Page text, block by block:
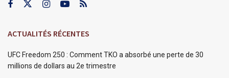
ACTUALITÉS RÉCENTES
UFC Freedom 250 : Comment TKO a absorbé une perte de 30
millions de dollars au 2e trimestre